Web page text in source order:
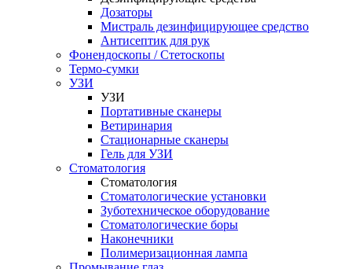
Дозаторы
Мистраль дезинфицирующее средство
Антисептик для рук
Фонендоскопы / Стетоскопы
Термо-сумки
УЗИ
УЗИ
Портативные сканеры
Ветиринария
Стационарные сканеры
Гель для УЗИ
Стоматология
Стоматология
Стоматологические установки
Зуботехническое оборудование
Стоматологические боры
Наконечники
Полимеризационная лампа